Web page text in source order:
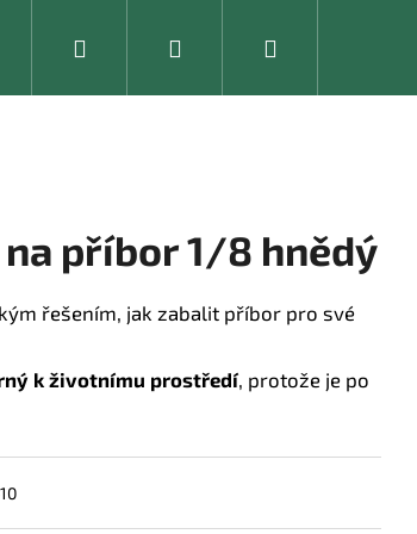
Kancelářské vybavení
Přihlášení
příbor 1/8 hnědý
řešením, jak zabalit příbor pro své
k životnímu prostředí, protože je po